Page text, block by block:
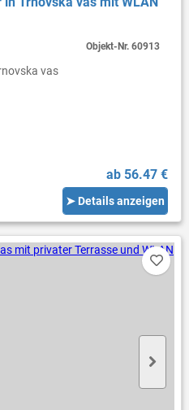
vas
ab 56.47 €
➤ Details anzeigen
Objekt-Nr.60913